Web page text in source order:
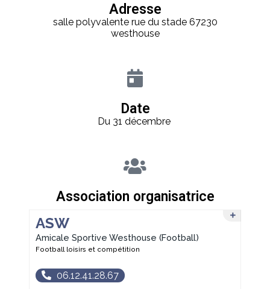
Adresse
salle polyvalente rue du stade 67230
westhouse
Date
Du 31 décembre
Association organisatrice
ASW
Amicale Sportive Westhouse (Football)
Football loisirs et compétition
06.12.41.28.67